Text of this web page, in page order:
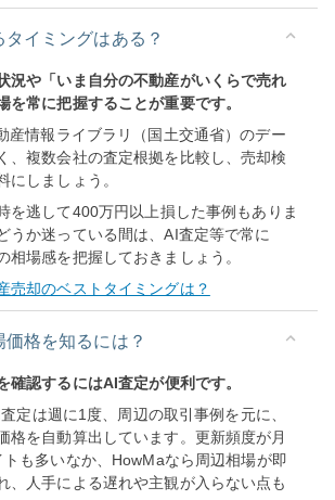
イミングはある？
況や「いま自分の不動産がいくらで売れ
を常に把握することが重要です。
産情報ライブラリ（国土交通省）のデー
、複数会社の査定根拠を比較し、売却検
にしましょう。
を逃して400万円以上損した事例もありま
うか迷っている間は、AI査定等で常に
相場感を把握しておきましょう。
売却のベストタイミングは？
格を知るには？
確認するにはAI査定が便利です。
定は週に1度、周辺の取引事例を元に、
格を自動算出しています。更新頻度が月
トも多いなか、HowMaなら周辺相場が即
、人手による遅れや主観が入らない点も